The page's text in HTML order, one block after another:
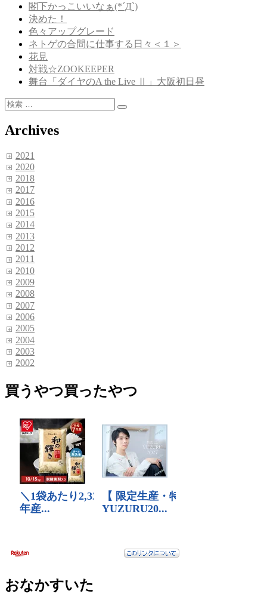
閣下かっこいいなぁ(*´Д`)
決めた！
色々アップグレード
ネトゲの合間に仕事する日々＜１＞
花見
対戦☆ZOOKEEPER
舞台「ダイヤのA the Live Ⅱ」大阪初日昼
検
検
Archives
2021
2020
2018
2017
2016
2015
2014
2013
2012
2011
2010
2009
2008
2007
2006
2005
2004
2003
2002
買うやつ買ったやつ
おなかすいた